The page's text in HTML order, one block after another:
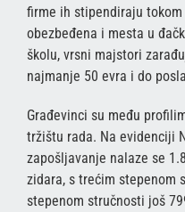
firme ih stipendiraju
obezbeđena i mesta u
školu, vrsni majstori
najmanje 50 evra i do
Građevinci su među
tržištu rada. Na evidenciji
zapošljavanje nalaze se
zidara, s trećim stepenom
stepenom stručnosti još